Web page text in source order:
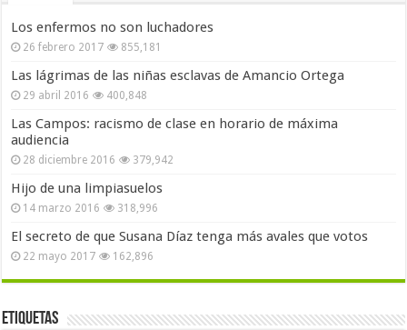
Los enfermos no son luchadores
26 febrero 2017 855,181
Las lágrimas de las niñas esclavas de Amancio Ortega
29 abril 2016 400,848
Las Campos: racismo de clase en horario de máxima
audiencia
28 diciembre 2016 379,942
Hijo de una limpiasuelos
14 marzo 2016 318,996
El secreto de que Susana Díaz tenga más avales que votos
22 mayo 2017 162,896
Etiquetas